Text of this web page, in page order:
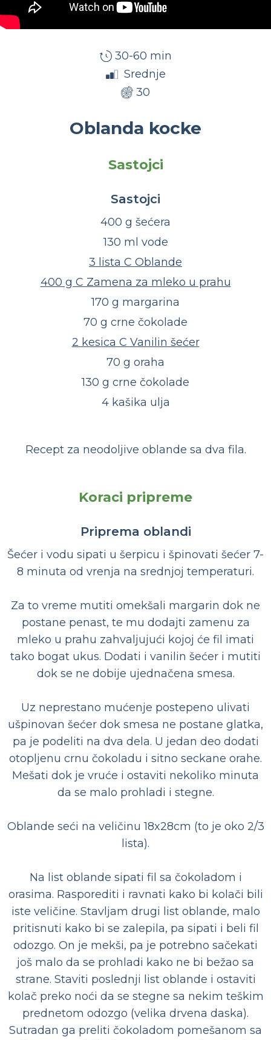
30-60 min
Srednje
30
Oblanda kocke
Sastojci
Sastojci
400 g šećera
130 ml vode
3 lista C Oblande
400 g C Zamena za mleko u prahu
170 g margarina
70 g crne čokolade
2 kesica C Vanilin šećer
70 g oraha
130 g crne čokolade
4 kašika ulja
Recept za neodoljive oblande sa dva fila.
Koraci pripreme
Priprema oblandi
Šećer i vodu sipati u šerpicu i špinovati šećer 7-
8 minuta od vrenja na srednjoj temperaturi.
Za to vreme mutiti omekšali margarin dok ne
postane penast, te mu dodajti zamenu za
mleko u prahu zahvaljujući kojoj će fil imati
tako bogat ukus. Dodati i vanilin šećer i mutiti
dok se ne dobije ujednačena smesa.
Uz neprestano mućenje postepeno ulivati
ušpinovan šećer dok smesa ne postane glatka,
pa je podeliti na dva dela. U jedan deo dodati
otopljenu crnu čokoladu i sitno seckane orahe.
Mešati dok je vruće i ostaviti nekoliko minuta
da se malo prohladi i stegne.
Oblande seći na veličinu 18x28cm (to je oko 2/3
lista).
Na list oblande sipati fil sa čokoladom i
orasima. Rasporediti i ravnati kako bi kolači bili
iste veličine. Stavljam drugi list oblande, malo
pritisnuti kako bi se zalepila, pa sipati i beli fil
odozgo. On je mekši, pa je potrebno sačekati
još malo da se prohladi kako ne bi bežao sa
strane. Staviti poslednji list oblande i ostaviti
kolač preko noći da se stegne sa nekim teškim
prednetom odozgo (velika drvena daska).
Sutradan ga preliti čokoladom pomešanom sa